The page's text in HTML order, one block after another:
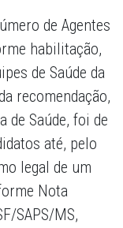
de Agentes
habilitação,
de Saúde da
recomendação,
de Saúde, foi de
até, pelo
legal de um
Nota
SAPS/MS,